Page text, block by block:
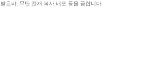
은바, 무단 전재.복사.배포 등을 금합니다.